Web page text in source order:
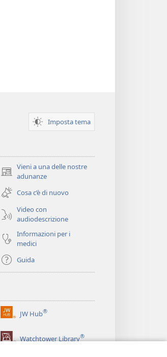
Imposta tema
Vieni a una delle nostre
adunanze
(apre
una
nuova
finestra)
Cosa c’è di nuovo
Video con
audiodescrizione
Informazioni per i
medici
Guida
JW Hub®
(apre
nuova Watchtower Library®